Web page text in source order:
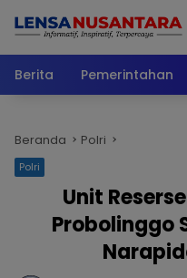
Berita
Pemerintahan
Beranda Polri
Polri
Unit
Probolinggo